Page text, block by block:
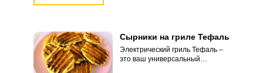
Сырники на гриле Тефаль
Электрический гриль Тефаль –
это ваш универсальный